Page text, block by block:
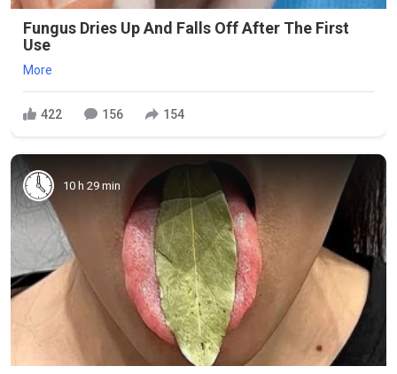
Fungus Dries Up And Falls Off After The First
Use
More
422 156 154
10 h 29 min